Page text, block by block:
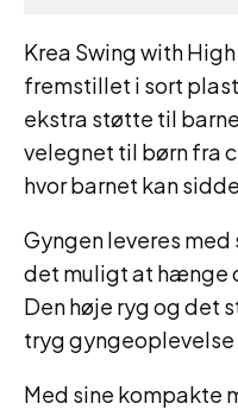
Krea Swing with
fremstillet i sort
ekstra støtte til
velegnet til børn fra
hvor barnet kan
Gyngen leveres
det muligt at hænge
Den høje ryg og det
tryg
Med sine kompakte